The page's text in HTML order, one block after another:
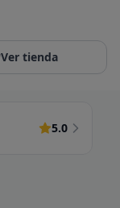
Ver tienda
5.0